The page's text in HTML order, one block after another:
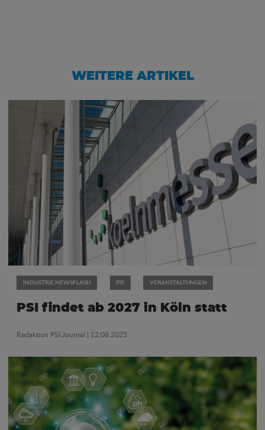
WEITERE ARTIKEL
INDUSTRIE NEWSFLASH PSI VERANSTALTUNGEN
PSI findet ab 2027 in Köln statt
Redaktion PSI Journal | 12.08.2025